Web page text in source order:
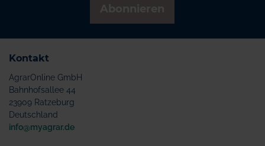
Kontakt
AgrarOnline GmbH
Bahnhofsallee 44
23909 Ratzeburg
Deutschland
info@myagrar.de